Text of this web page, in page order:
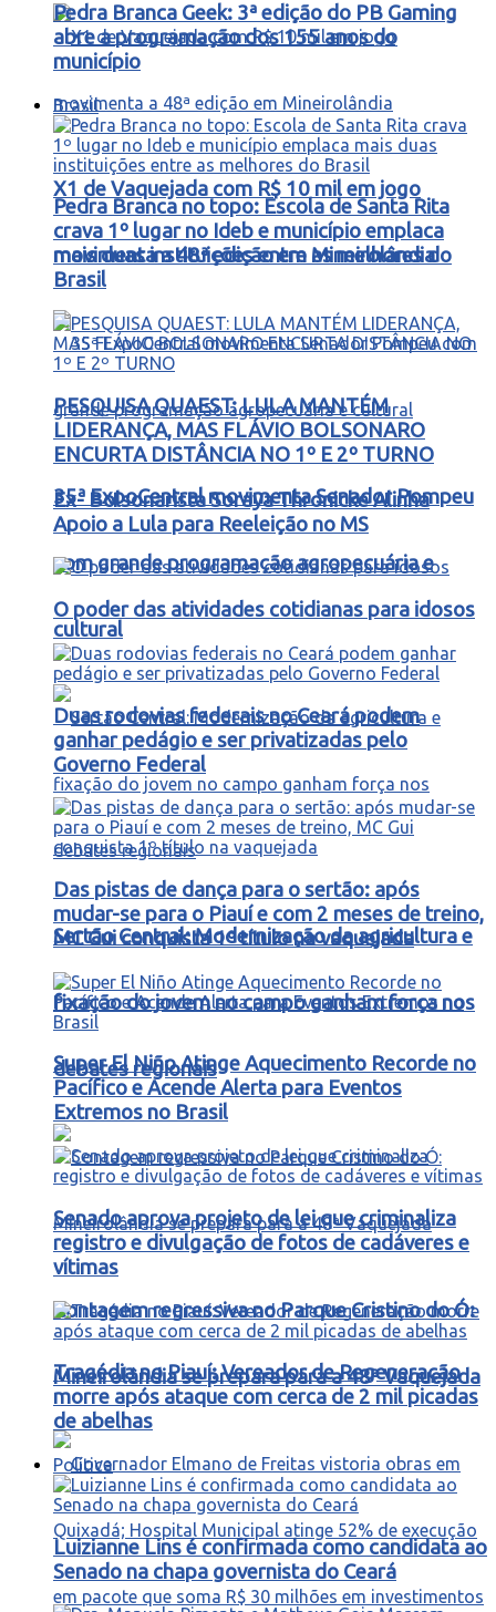
X1 de Vaquejada com R$ 10 mil em jogo
movimenta a 48ª edição em Mineirolândia
35ª ExpoCentral movimenta Senador Pompeu
com grande programação agropecuária e
cultural
Sertão Central: Modernização da agricultura e
fixação do jovem no campo ganham força nos
debates regionais
Contagem regressiva no Parque Cristino do Ó:
Mineirolândia se prepara para a 48ª Vaquejada
Pedra Branca Geek: 3ª edição do PB Gaming
abre a programação dos 155 anos do
município
Brasil
Pedra Branca no topo: Escola de Santa Rita
crava 1º lugar no Ideb e município emplaca
mais duas instituições entre as melhores do
Brasil
PESQUISA QUAEST: LULA MANTÉM
LIDERANÇA, MAS FLÁVIO BOLSONARO
ENCURTA DISTÂNCIA NO 1º E 2º TURNO
Ex- Bolsonarista Soraya Thronicke Alinha
Apoio a Lula para Reeleição no MS
O poder das atividades cotidianas para idosos
Duas rodovias federais no Ceará podem
ganhar pedágio e ser privatizadas pelo
Governo Federal
Das pistas de dança para o sertão: após
mudar-se para o Piauí e com 2 meses de treino,
MC Gui conquista 1º título na vaquejada
Super El Niño Atinge Aquecimento Recorde no
Pacífico e Acende Alerta para Eventos
Extremos no Brasil
Senado aprova projeto de lei que criminaliza
registro e divulgação de fotos de cadáveres e
vítimas
Tragédia no Piauí: Vereador de Regeneração
morre após ataque com cerca de 2 mil picadas
de abelhas
Política
Luizianne Lins é confirmada como candidata ao
Senado na chapa governista do Ceará